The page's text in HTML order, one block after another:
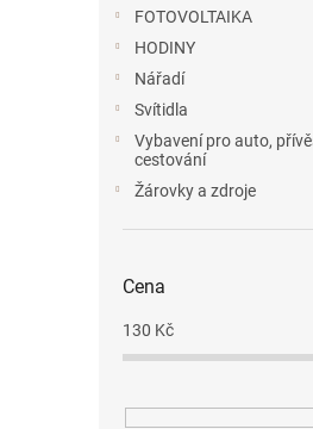
FOTOVOLTAIKA
HODINY
Nářadí
Svítidla
Vybavení pro auto,
cestování
Žárovky a zdroje
Cena
130 Kč